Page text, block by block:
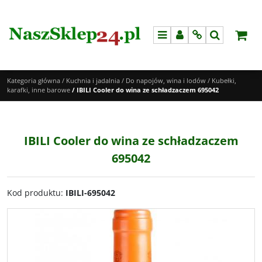
MenuPanelInfoSzukaj
Kategoria główna / Kuchnia i jadalnia / Do napojów, wina i lodów / Kubełki,
karafki, inne barowe / IBILI Cooler do wina ze schładzaczem 695042
IBILI Cooler do wina ze schładzaczem
695042
Kod produktu: IBILI-695042